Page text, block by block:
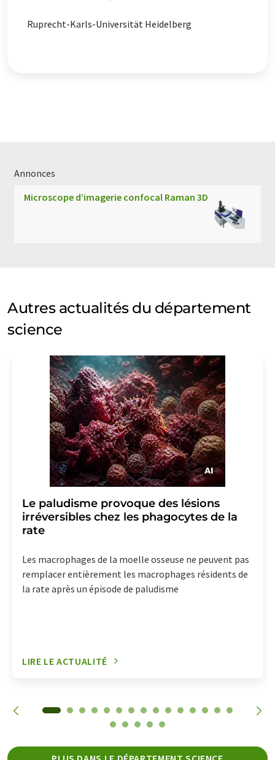
Ruprecht-Karls-Universität Heidelberg
Annonces
Microscope d’imagerie confocal Raman 3D
Autres actualités du département
science
Le paludisme provoque des lésions
irréversibles chez les phagocytes de la
rate
Les macrophages de la moelle osseuse ne peuvent pas
remplacer entièrement les macrophages résidents de
la rate après un épisode de paludisme
LIRE LE ACTUALITÉ